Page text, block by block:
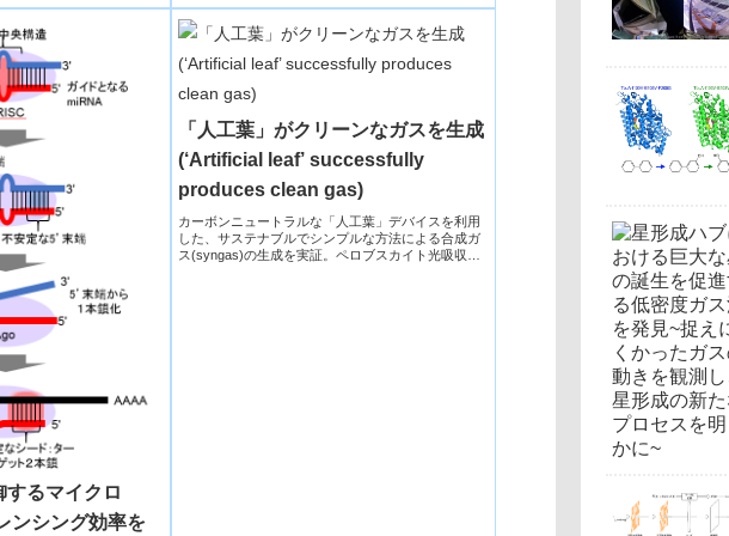
るマイクロ
ンシング効率を
「人工葉」がクリーンなガスを生成
(‘Artificial leaf’ successfully
produces clean gas)
カーボンニュートラルな「人工葉」デバイスを利用
した、サステナブルでシンプルな方法による合成ガ
ス(syngas)の生成を実証。ペロブスカイト光吸収体